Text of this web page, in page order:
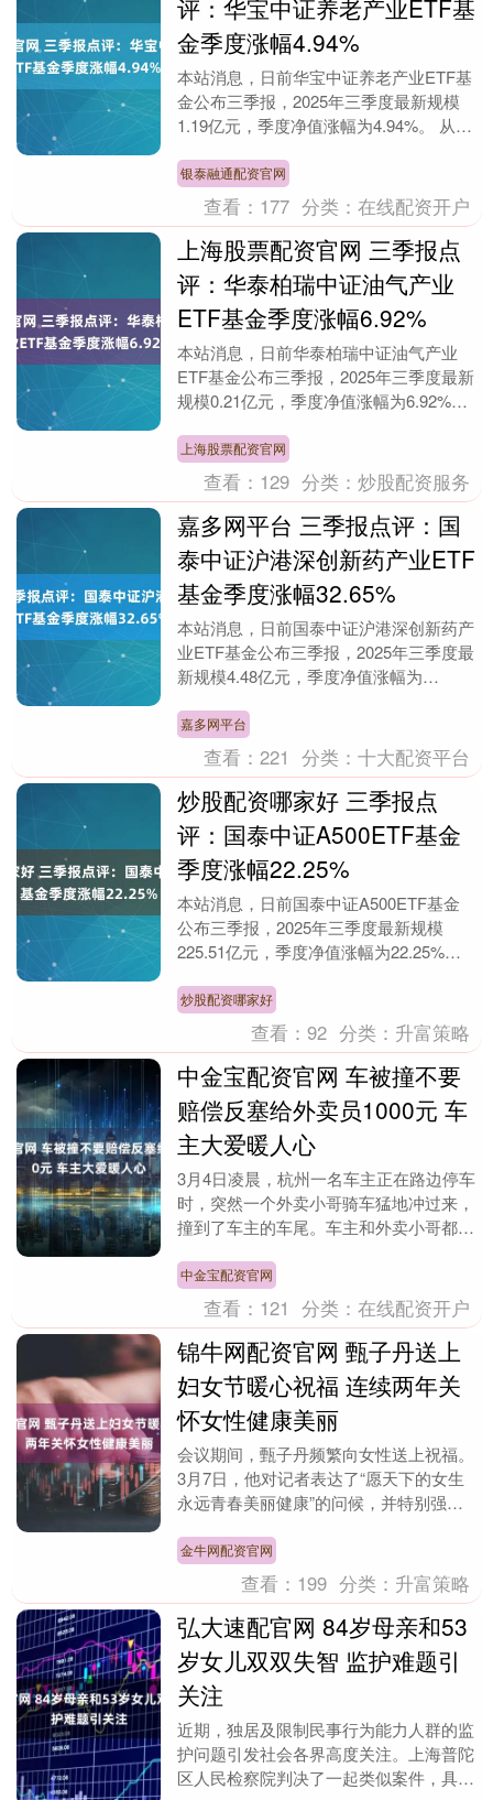
评：华宝中证养老产业ETF基
金季度涨幅4.94%
本站消息，日前华宝中证养老产业ETF基
金公布三季报，2025年三季度最新规模
1.19亿元，季度净值涨幅为4.94%。 从业
金....
银泰融通配资官网
查看： 177 分类：在线配资开户
上海股票配资官网 三季报点
评：华泰柏瑞中证油气产业
ETF基金季度涨幅6.92%
本站消息，日前华泰柏瑞中证油气产业
ETF基金公布三季报，2025年三季度最新
规模0.21亿元，季度净值涨幅为6.92%。
E....
上海股票配资官网
查看： 129 分类：炒股配资服务
嘉多网平台 三季报点评：国
泰中证沪港深创新药产业ETF
基金季度涨幅32.65%
本站消息，日前国泰中证沪港深创新药产
业ETF基金公布三季报，2025年三季度最
新规模4.48亿元，季度净值涨幅为
港深创....
嘉多网平台
查看：221 分类：十大配资平台
炒股配资哪家好 三季报点
评：国泰中证A500ETF基金
季度涨幅22.25%
本站消息，日前国泰中证A500ETF基金
公布三季报，2025年三季度最新规模
225.51亿元，季度净值涨幅为22.25%。
炒股配资哪家好
查看：92 分类： 升富策略
中金宝配资官网 车被撞不要
赔偿反塞给外卖员1000元 车
主大爱暖人心
3月4日凌晨，杭州一名车主正在路边停车
时，突然一个外卖小哥骑车猛地冲过来，
撞到了车主的车尾。车主和外卖小哥都愣
报警处理。 外....
中金宝配资官网
查看： 121 分类：在线配资开户
锦牛网配资官网 甄子丹送上
妇女节暖心祝福 连续两年关
怀女性健康美丽
会议期间，甄子丹频繁向女性送上祝福。
3月7日，他对记者表达了“愿天下的女生
永远青春美丽健康”的问候，并特别强调
月8日当天，他....
金牛网配资官网
查看： 199 分类： 升富策略
弘大速配官网 84岁母亲和53
岁女儿双双失智 监护难题引
关注
近期，独居及限制民事行为能力人群的监
护问题引发社会各界高度关注。上海普陀
区人民检察院判决了一起类似案件，具有